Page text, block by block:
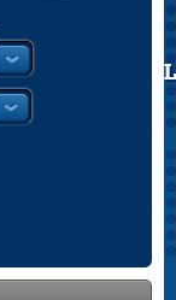
POLISH